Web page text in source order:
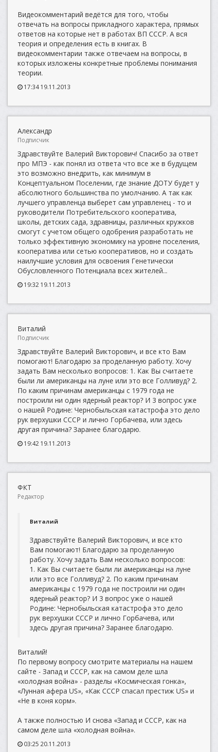
Видеокомментарий ведётся для того, чтобы
отвечать на вопросы прикладного характера, прямых
ответов на которые нет в работах ВП СССР. А вся
теория и определения есть в книгах. В
видеокомментарии также отвечаем на вопросы, в
которых изложены конкретные проблемы понимания
теории.
17:34 19.11.2013
Александр
Подписчик
Здравствуйте Валерий Викторович! Спасибо за ответ
про МПЭ - как понял из ответа что все же в будущем
это возможно внедрить, как минимум в
Концептуальном Поселении, где знание ДОТУ будет у
абсолютного большинства по умолчанию. А так как
лучшего управленца выберет сам управленец - то и
руководители Потребительского кооператива,
школы, детских сада, здравницы, различных кружков
смогут с учетом общего одобрения разработать не
только эффективную экономику на уровне поселения,
кооператива или сетью кооперативов, но и создать
наилучшие условия для освоения Генетически
Обусловленного Потенциала всех жителей...
19:32 19.11.2013
Виталий
Подписчик
Здравствуйте Валерий Викторович, и все кто Вам
помогают! Благодарю за проделанную работу. Хочу
задать Вам несколько вопросов: 1. Как Вы считаете
были ли американцы на луне или это все Голливуд? 2.
По каким причинам американцы с 1979 года не
построили ни один ядерный реактор? И 3 вопрос уже
о нашей Родине: Чернобыльская катастрофа это дело
рук верхушки СССР и лично Горбачева, или здесь
другая причина? Заранее благодарю.
19:42 19.11.2013
ФКТ
Редактор
Виталий
Здравствуйте Валерий Викторович, и все кто
Вам помогают! Благодарю за проделанную
работу. Хочу задать Вам несколько вопросов:
1. Как Вы считаете были ли американцы на луне
или это все Голливуд? 2. По каким причинам
американцы с 1979 года не построили ни один
ядерный реактор? И 3 вопрос уже о нашей
Родине: Чернобыльская катастрофа это дело
рук верхушки СССР и лично Горбачева, или
здесь другая причина? Заранее благодарю.
Виталий!
По первому вопросу смотрите материалы на нашем
сайте - Запад и СССР, как на самом деле шла
«холодная война» - разделы «Космическая гонка»,
«Лунная афера US», «Как СССР спасал престиж US» и
«Не в коня корм».
А также полностью И снова «Запад и СССР, как на
самом деле шла «холодная война».
03:25 20.11.2013